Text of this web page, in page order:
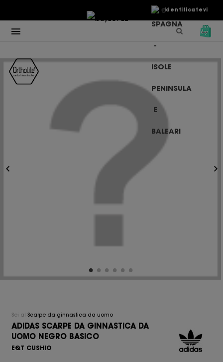
Identificatevi
€
Sei al Scarpe da ginnastica da uomo
ADIDAS SCARPE DA GINNASTICA DA
UOMO NEGRO BASICO
EQT CUSHIO